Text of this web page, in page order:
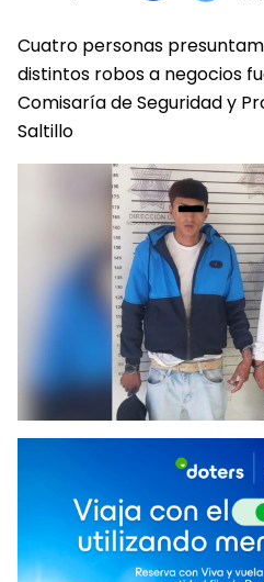
Cuatro personas
distintos robos a negocios
Comisaría de Seguridad y
Saltillo